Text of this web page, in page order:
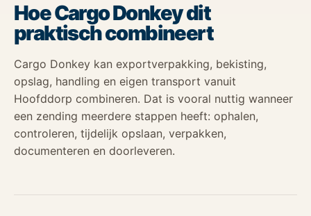
Hoe Cargo Donkey dit
praktisch combineert
Cargo Donkey kan exportverpakking, bekisting,
opslag, handling en eigen transport vanuit
Hoofddorp combineren. Dat is vooral nuttig wanneer
een zending meerdere stappen heeft: ophalen,
controleren, tijdelijk opslaan, verpakken,
documenteren en doorleveren.